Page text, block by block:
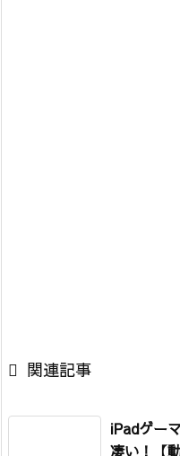
 関連記事
iPadゲー
凄い！【